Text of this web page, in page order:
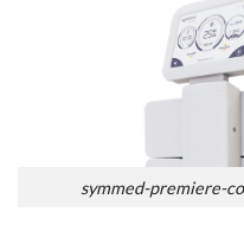
symmed-premiere-